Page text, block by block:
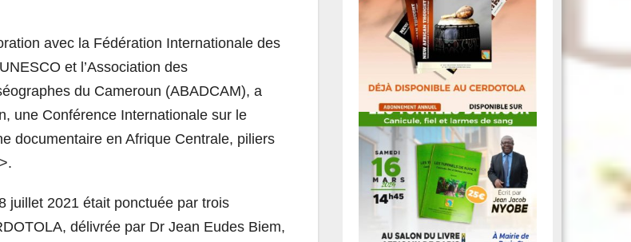
avec la Fédération Internationale des
et l’Association des
du Cameroun (ABADCAM), a
une Conférence Internationale sur le
documentaire en Afrique Centrale, piliers
juillet 2021 était ponctuée par trois
délivrée par Dr Jean Eudes Biem,